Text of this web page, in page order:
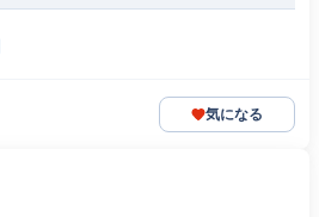
気になる